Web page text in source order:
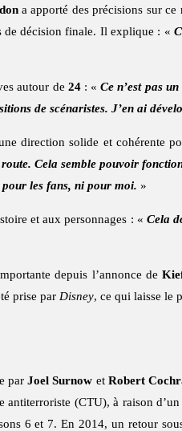
a apporté des précisions sur ce
de décision finale. Il explique : «
autour de 24: «Ce n’est pas
de scénaristes. J’en ai
direction solide et cohérente
Cela semble pouvoir
pour les fans, ni pour moi. »
et aux personnages : « Cela
depuis l’annonce de
prise par Disney, ce qui laisse le
parJoel Surnow et Robert
(CTU), à raison
6 et 7. En 2014, un retour